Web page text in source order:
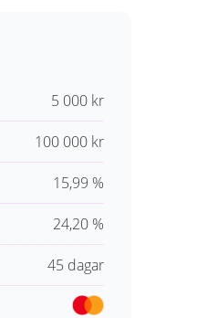
5 000 kr
100 000 kr
15,99 %
24,20 %
45 dagar